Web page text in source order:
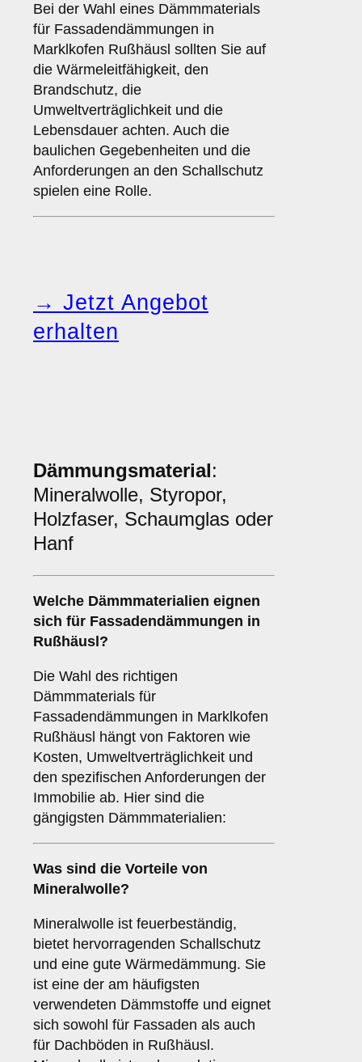
Bei der Wahl eines Dämmmaterials
für Fassadendämmungen in
Marklkofen Rußhäusl sollten Sie auf
die Wärmeleitfähigkeit, den
Brandschutz, die
Umweltverträglichkeit und die
Lebensdauer achten. Auch die
baulichen Gegebenheiten und die
Anforderungen an den Schallschutz
spielen eine Rolle.
→ Jetzt Angebot
erhalten
Dämmungsmaterial:
Mineralwolle, Styropor,
Holzfaser, Schaumglas oder
Hanf
Welche Dämmmaterialien eignen
sich für Fassadendämmungen in
Rußhäusl?
Die Wahl des richtigen
Dämmmaterials für
Fassadendämmungen in Marklkofen
Rußhäusl hängt von Faktoren wie
Kosten, Umweltverträglichkeit und
den spezifischen Anforderungen der
Immobilie ab. Hier sind die
gängigsten Dämmmaterialien:
Was sind die Vorteile von
Mineralwolle?
Mineralwolle ist feuerbeständig,
bietet hervorragenden Schallschutz
und eine gute Wärmedämmung. Sie
ist eine der am häufigsten
verwendeten Dämmstoffe und eignet
sich sowohl für Fassaden als auch
für Dachböden in Rußhäusl.